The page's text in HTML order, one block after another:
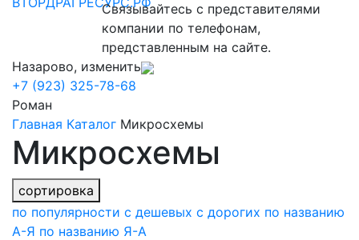
Связывайтесь с представителями
компании по телефонам,
представленным на сайте.
Назарово, изменить
+7 (923) 325-78-68
Роман
Главная Каталог Микросхемы
Микросхемы
сортировка
по популярности с дешевых с дорогих по названию
А-Я по названию Я-А